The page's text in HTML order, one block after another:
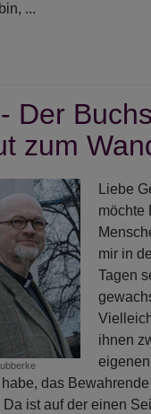
...
Jeder
soll
Der
zum
Liebe
möchte
mir in
Tagen
ihnen
das
Da ist auf der einen